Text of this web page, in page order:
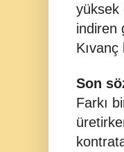
yüksek
indiren
Son
Farkı